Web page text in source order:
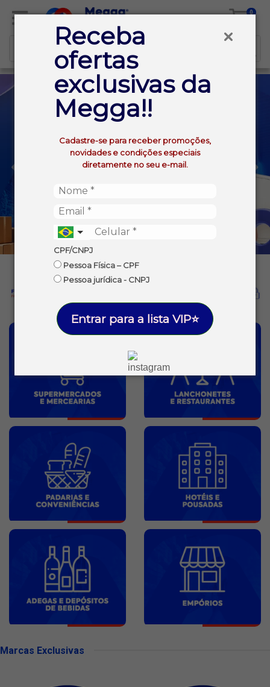
Receba
ofertas
exclusivas da
Megga!!
Cadastre-se para receber promoções,
novidades e condições especiais
diretamente no seu e-mail.
CPF/CNPJ
Pessoa Física – CPF
Pessoa jurídica - CNPJ
Entrar para a lista VIP⭐
0
Marcas Exclusivas